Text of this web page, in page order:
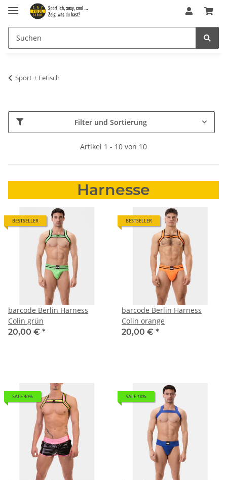
Sport + Fetisch
Filter und Sortierung
Artikel 1 - 10 von 10
Harnesse
BESTSELLER
barcode Berlin Harness
Colin grün
20,00 € *
BESTSELLER
barcode Berlin Harness
Colin orange
20,00 € *
SALE 40% SALE 10%